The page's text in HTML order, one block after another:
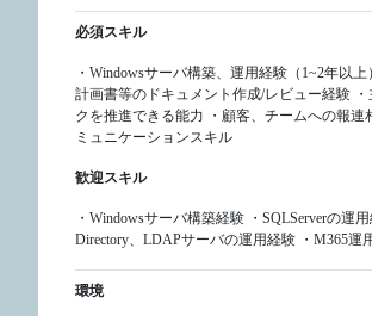
必須スキル
・Windowsサーバ構築、運用経験（1~2年以
計画書等のドキュメント作成/レビュー経験 ・
クを推進できる能力 ・顧客、チームへの報連
ミュニケーションスキル
歓迎スキル
・Windowsサーバ構築経験 ・SQLServerの運
Directory、LDAPサーバの運用経験 ・M365運
環境